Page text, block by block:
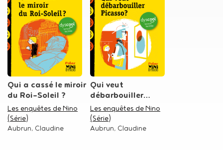
Qui a cassé le miroir
du Roi-Soleil ?
Dans la série
Les enquêtes de Nino
(Série)
Auteur
Aubrun, Claudine
Qui veut
débarbouiller
Picasso ?
Dans la série
Les enquêtes de Nino
(Série)
Auteur
Aubrun, Claudine